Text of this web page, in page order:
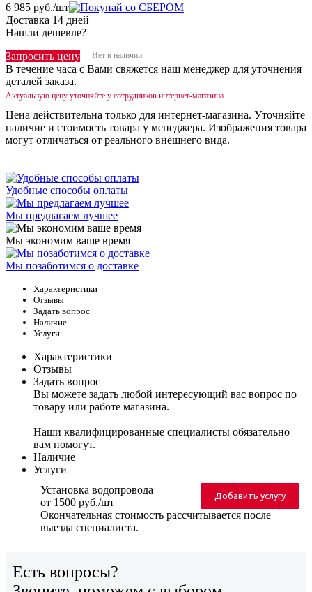
6 985 руб./шт
Доставка 14 дней
Нашли дешевле?
Запросить цену Нет в наличии
В течение часа с Вами свяжется наш менеджер для уточнения
деталей заказа.
Актуальную цену уточняйте у сотрудников интернет-магазина.
Цена действительна только для интернет-магазина. Уточняйте
наличие и стоимость товара у менеджера. Изображения товара
могут отличаться от реального внешнего вида.
Удобные способы оплаты
Мы предлагаем лучшее
Мы экономим ваше время
Мы позаботимся о доставке
Характеристики
Отзывы
Задать вопрос
Наличие
Услуги
Характеристики
Отзывы
Задать вопрос
Вы можете задать любой интересующий вас вопрос по
товару или работе магазина.
Наши квалифицированные специалисты обязательно
вам помогут.
Наличие
Услуги
Установка водопровода
от 1500 руб./шт
Добавить услугу
Окончательная стоимость рассчитывается после
выезда специалиста.
Есть вопросы?